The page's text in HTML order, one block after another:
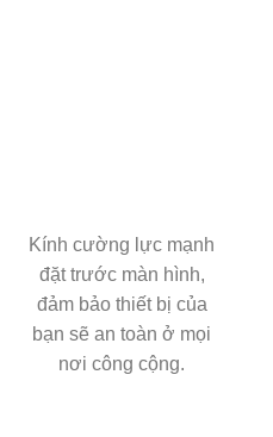
Kính cường lực mạnh
đặt trước màn hình,
đảm bảo thiết bị của
bạn sẽ an toàn ở mọi
nơi công cộng.